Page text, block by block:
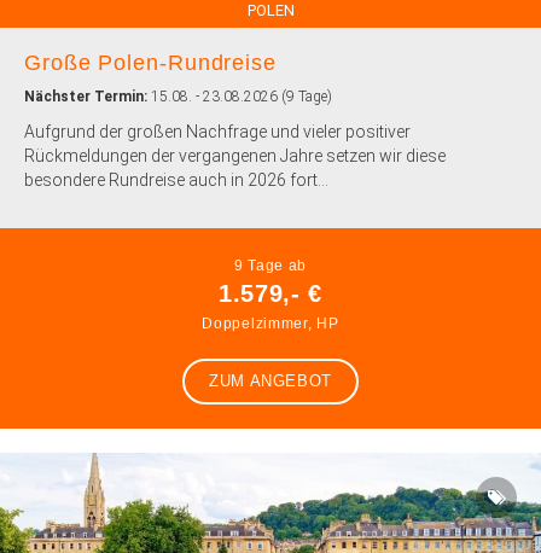
POLEN
Große Polen-Rundreise
Nächster Termin: 15.08. - 23.08.2026 (9 Tage)
Aufgrund der großen Nachfrage und vieler positiver
Rückmeldungen der vergangenen Jahre setzen wir diese
besondere Rundreise auch in 2026 fort...
9 Tage ab
1.579,- €
Doppelzimmer, HP
ZUM ANGEBOT